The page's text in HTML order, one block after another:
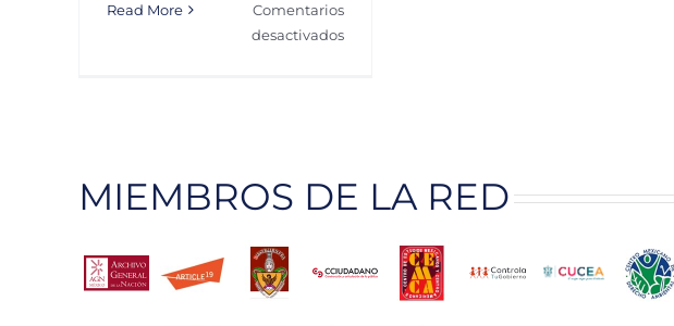
Read More
Comentarios
desactivadosen
electorales
y
MIEMBROS DE LA RED